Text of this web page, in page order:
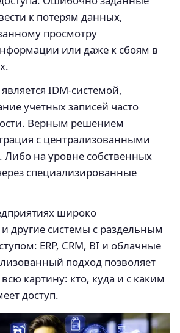
к потерям данных,
просмотру
или даже к сбоям в
IDM-системой,
учетных записей часто
Верным решением
с централизованными
на уровне собственных
специализированные
широко
другие системы с раздельным
ERP, CRM, BI и облачные
подход позволяет
картину: кто, куда и с каким
доступ.